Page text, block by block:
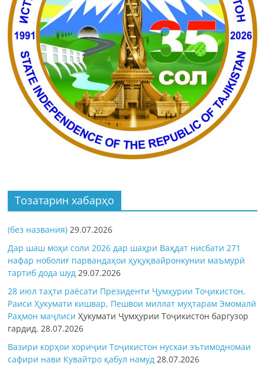
Тозатарин хабарҳо
(без названия) 29.07.2026
Дар шаш моҳи соли 2026 дар шаҳри Ваҳдат нисбати 271
нафар ноболиғ парвандаҳои ҳуқуқвайронкунии маъмурӣ
тартиб дода шуд 29.07.2026
28 июл таҳти раёсати Президенти Ҷумҳурии Тоҷикистон,
Раиси Ҳукумати кишвар, Пешвои миллат муҳтарам Эмомалӣ
Раҳмон маҷлисиҲукумати Ҷумҳурии Тоҷикистон баргузор
гардид.28.07.2026
Вазири корҳои хориҷии Тоҷикистон нусхаи эътимодномаи
сафири нави Кувайтро қабул намуд 28.07.2026